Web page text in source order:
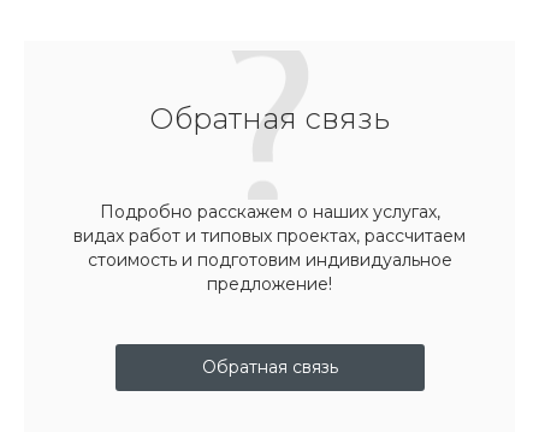
Обратная связь
Подробно расскажем о наших услугах,
видах работ и типовых проектах, рассчитаем
стоимость и подготовим индивидуальное
предложение!
Обратная связь